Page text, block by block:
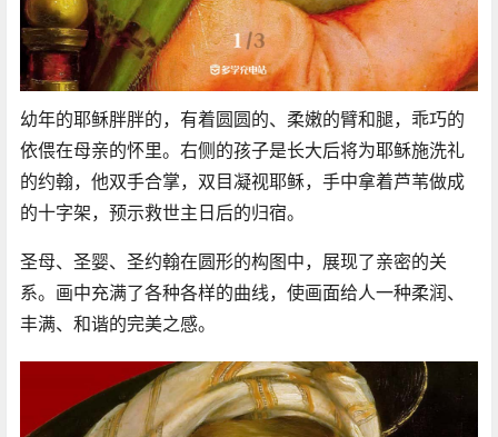
幼年的耶稣胖胖的，有着圆圆的、柔嫩的臂和腿，乖巧的
依偎在母亲的怀里。右侧的孩子是长大后将为耶稣施洗礼
的约翰，他双手合掌，双目凝视耶稣，手中拿着芦苇做成
的十字架，预示救世主日后的归宿。
圣母、圣婴、圣约翰在圆形的构图中，展现了亲密的关
系。画中充满了各种各样的曲线，使画面给人一种柔润、
丰满、和谐的完美之感。